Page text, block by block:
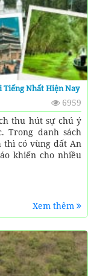
Tiếng Nhất Hiện Nay
6959
thu hút sự chú ý
Trong danh sách
thì có vùng đất An
khiến cho nhiều
Xem thêm